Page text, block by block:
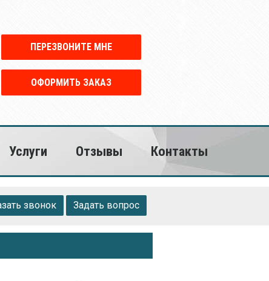
ПЕРЕЗВОНИТЕ МНЕ
ОФОРМИТЬ ЗАКАЗ
Услуги Отзывы Контакты
звонок Задать вопрос